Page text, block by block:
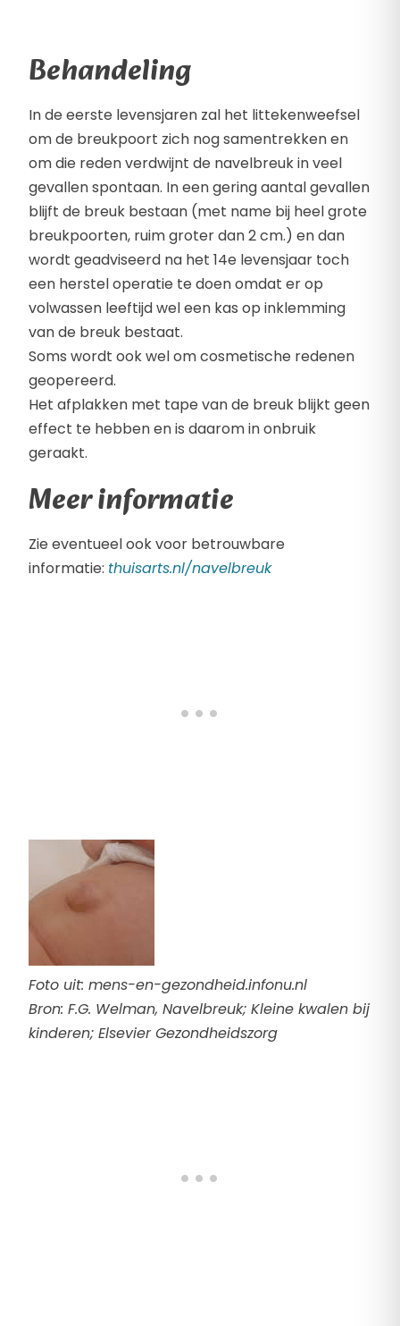
Behandeling
In de eerste levensjaren zal het littekenweefsel
om de breukpoort zich nog samentrekken en
om die reden verdwijnt de navelbreuk in veel
gevallen spontaan. In een gering aantal gevallen
blijft de breuk bestaan (met name bij heel grote
breukpoorten, ruim groter dan 2 cm.) en dan
wordt geadviseerd na het 14e levensjaar toch
een herstel operatie te doen omdat er op
volwassen leeftijd wel een kas op inklemming
van de breuk bestaat.
Soms wordt ook wel om cosmetische redenen
geopereerd.
Het afplakken met tape van de breuk blijkt geen
effect te hebben en is daarom in onbruik
geraakt.
Meer informatie
Zie eventueel ook voor betrouwbare
informatie: thuisarts.nl/navelbreuk
Foto uit: mens-en-gezondheid.infonu.nl
Bron: F.G. Welman, Navelbreuk; Kleine kwalen bij
kinderen; Elsevier Gezondheidszorg